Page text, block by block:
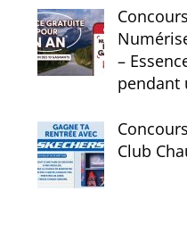
–
pendant
Club